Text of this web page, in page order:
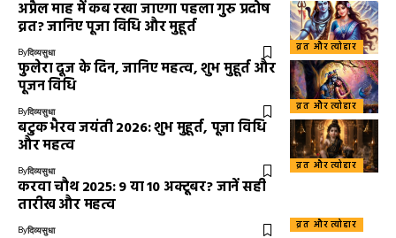
व्रत और त्योहार
अप्रैल माह में कब रखा जाएगा पहला गुरु प्रदोष
व्रत? जानिए पूजा विधि और मुहूर्त
Byदिव्यसुधा
व्रत और त्योहार
फुलेरा दूज के दिन, जानिए महत्व, शुभ मुहूर्त और
पूजन विधि
Byदिव्यसुधा
व्रत और त्योहार
बटुक भैरव जयंती 2026: शुभ मुहूर्त, पूजा विधि
और महत्व
Byदिव्यसुधा
व्रत और त्योहार
करवा चौथ 2025: 9 या 10 अक्टूबर? जानें सही
तारीख और महत्व
Byदिव्यसुधा